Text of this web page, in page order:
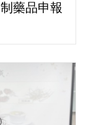
藥品申報